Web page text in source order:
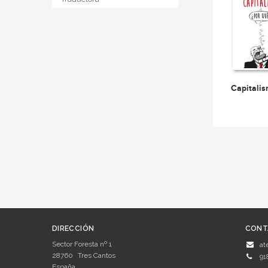
DIRECCIÓN
Sector Foresta nº 1
28760
Tres Cantos